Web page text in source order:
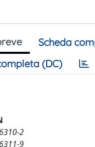
Scheda
(DC)
2
9